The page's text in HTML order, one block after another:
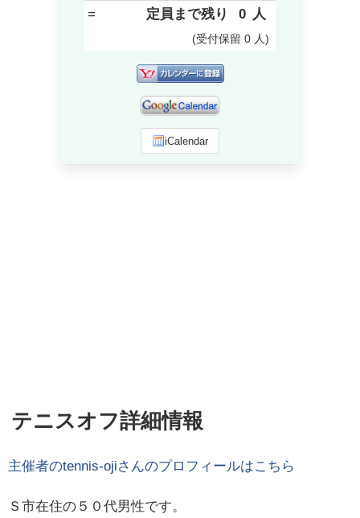
=
定員まで残り 0 人
(受付保留 0 人)
iCalendar
テニスオフ詳細情報
主催者のtennis-ojiさんのプロフィールはこちら
Ｓ市在住の５０代男性です。